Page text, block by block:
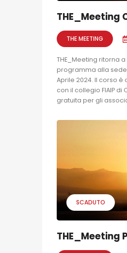
THE_Meeting
THE MEETING
THE_Meeting ritorna
programma alla sede
Aprile 2024. Il corso
con il collegio FIAIP
gratuita per gli
SCADUTO
THE_Meeting